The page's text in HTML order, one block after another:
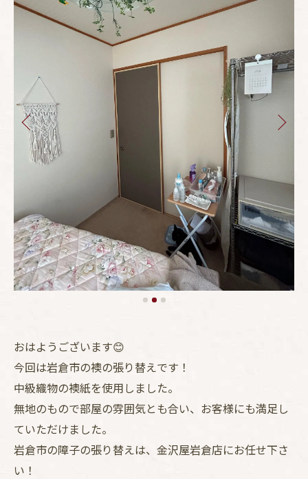
おはようございます😊
今回は岩倉市の襖の張り替えです！
中級織物の襖紙を使用しました。
無地のもので部屋の雰囲気とも合い、お客様にも満足し
ていただけました。
岩倉市の障子の張り替えは、金沢屋岩倉店にお任せ下さ
い！